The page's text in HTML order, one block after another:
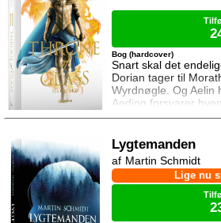
Snart skal det
Dorian tager til
Wyrdnøgle. Og Aelin
Aedion forsvarer
Heldigvis er han ikke
mod Erawans
Bog (hardcover)
Lygtemanden
Lige nu
Martin Schmidt